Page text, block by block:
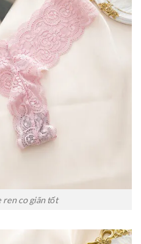
ren co giãn tốt